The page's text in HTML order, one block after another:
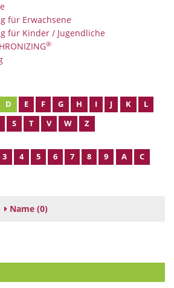
für Erwachsene
für Kinder / Jugendliche
®
D E F G H I J K
L
S T V W Z
3 4 5 6 7 8 9 A
C
Name (0)